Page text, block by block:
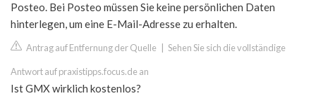
Posteo. Bei Posteo müssen Sie keine persönlichen Daten
hinterlegen, um eine E-Mail-Adresse zu erhalten.
Antrag auf Entfernung der Quelle Sehen Sie sich die vollständige
Antwort auf praxistipps.focus.de an
Ist GMX wirklich kostenlos?